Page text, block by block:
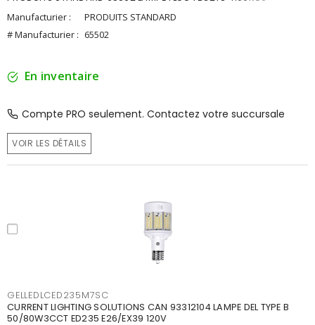
Manufacturier :
PRODUITS STANDARD
# Manufacturier : 65502
En inventaire
Compte PRO seulement. Contactez votre succursale
VOIR LES DÉTAILS
GELLEDLCED235M7SC
CURRENT LIGHTING SOLUTIONS CAN 93312104 LAMPE DEL TYPE B
50/80W3CCT ED235 E26/EX39 120V